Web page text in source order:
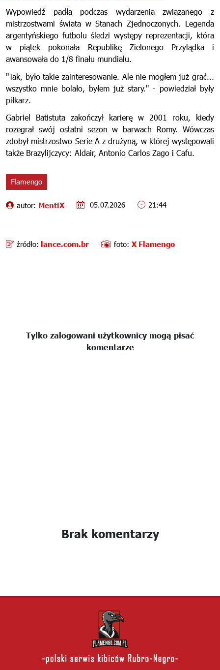
Wypowiedź padła podczas wydarzenia związanego z
mistrzostwami świata w Stanach Zjednoczonych. Legenda
argentyńskiego futbolu śledzi występy reprezentacji, która
w piątek pokonała Republikę Zielonego Przylądka i
awansowała do 1/8 finału mundialu.
"Tak, było takie zainteresowanie. Ale nie mogłem już grać...
wszystko mnie bolało, byłem już stary." - powiedział były
piłkarz.
Gabriel Batistuta zakończył karierę w 2001 roku, kiedy
rozegrał swój ostatni sezon w barwach Romy. Wówczas
zdobył mistrzostwo Serie A z drużyną, w której występowali
także Brazylijczycy: Aldair, Antonio Carlos Zago i Cafu.
Flamengo
autor: MentiX 05.07.2026 21:44
źródło: lance.com.br foto: X Flamengo
Tylko zalogowani użytkownicy mogą pisać
komentarze
Brak komentarzy